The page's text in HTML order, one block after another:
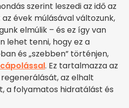
szerint leszedi az idő az
évek múlásával változunk,
elmúlik – és ez így van
lehet tenni, hogy ez a
és „szebben” történjen,
. Ez tartalmazza az
regenerálását, az elhalt
a folyamatos hidratálást és